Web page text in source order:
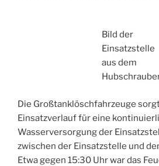
Bild der
Einsatzstelle
aus dem
Die Großtanklöschfahrzeuge
Einsatzverlauf für eine
Wasserversorgung der
zwischen der Einsatzstelle und
Etwa gegen 15:30 Uhr war das